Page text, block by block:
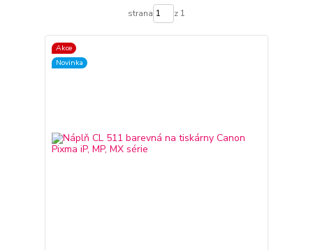
strana z 1
Akce
Novinka